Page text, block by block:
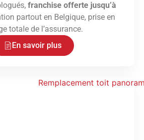
franchise offerte jusqu’à
partout en Belgique, prise en
totale de l’assurance.
En savoir plus